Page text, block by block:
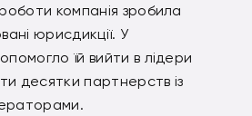
компанія зробила
юрисдикції. У
їй вийти в лідери
десятки партнерств із